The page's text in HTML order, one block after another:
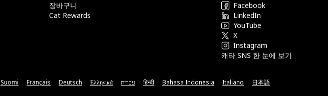
장바구니
Cat Rewards
Facebook
LinkedIn
YouTube
X
Instagram
캐타 SNS 한 눈에 보기
Suomi Français Deutsch Ελληνικά עברית हिन्दी Bahasa Indonesia Italiano 日本語